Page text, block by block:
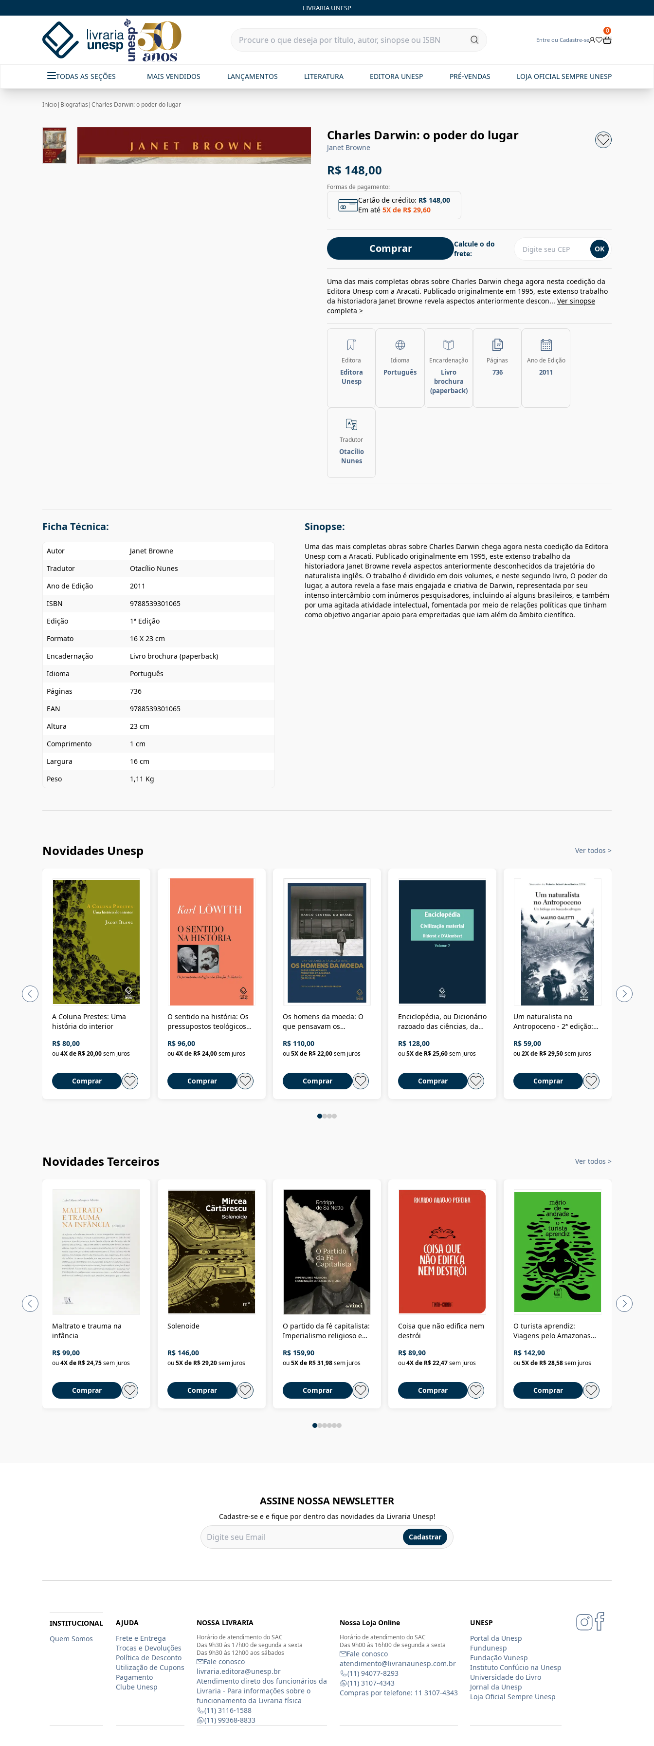
LIVRARIA UNESP
Entre ou Cadastre-se
0
TODAS AS SEÇÕES MAIS VENDIDOS LANÇAMENTOS LITERATURA EDITORA UNESP PRÉ-VENDAS LOJA OFICIAL SEMPRE UNESP
Início| Biografias |Charles Darwin: o poder do lugar
Charles Darwin: o poder do lugar
Janet Browne
R$ 148,00
Formas de pagamento:
Cartão de crédito: R$ 148,00
Em até 5X de R$ 29,60
Comprar
Calcule o do
frete:
OK
Uma das mais completas obras sobre Charles Darwin chega agora nesta coedição da
Editora Unesp com a Aracati. Publicado originalmente em 1995, este extenso trabalho
da historiadora Janet Browne revela aspectos anteriormente descon... Ver sinopse
completa >
Editora
Editora
Unesp
Idioma
Português
Encardenação
Livro
brochura
(paperback)
Páginas
736
Ano de Edição
2011
Tradutor
Otacílio
Nunes
Ficha Técnica:
Autor
Janet Browne
Tradutor
Otacílio Nunes
Ano de Edição
2011
ISBN
9788539301065
Edição
1ª Edição
Formato
16 X 23 cm
Encadernação
Livro brochura (paperback)
Idioma
Português
Páginas
736
EAN
9788539301065
Altura
23 cm
Comprimento
1 cm
Largura
16 cm
Peso
1,11 Kg
Sinopse:
Uma das mais completas obras sobre Charles Darwin chega agora nesta coedição da Editora
Unesp com a Aracati. Publicado originalmente em 1995, este extenso trabalho da
historiadora Janet Browne revela aspectos anteriormente desconhecidos da trajetória do
naturalista inglês. O trabalho é dividido em dois volumes, e neste segundo livro, O poder do
lugar, a autora revela a fase mais engajada e criativa de Darwin, representada por seu
intenso intercâmbio com inúmeros pesquisadores, incluindo aí alguns brasileiros, e também
por uma agitada atividade intelectual, fomentada por meio de relações políticas que tinham
como objetivo angariar apoio para empreitadas que iam além do âmbito científico.
Novidades Unesp Ver todos >
A Coluna Prestes: Uma
história do interior
R$ 80,00
ou4X de R$ 20,00sem juros
Comprar
O sentido na história: Os
pressupostos teológicos
R$ 96,00
ou4X de R$ 24,00sem juros
Comprar
Os homens da moeda: O
que pensavam os
Nova República (1985-
2018)
R$ 110,00
ou5X de R$ 22,00sem juros
Comprar
Enciclopédia, ou Dicionário
razoado das ciências, das
Civilização material
R$ 128,00
ou5X de R$ 25,60sem juros
Comprar
Um naturalista no
Antropoceno - 2ª edição:
selvagem
R$ 59,00
ou2X de R$ 29,50sem juros
Comprar
Novidades Terceiros Ver todos >
Maltrato e trauma na
infância
R$ 99,00
ou4X de R$ 24,75sem juros
Comprar
Solenoide
R$ 146,00
ou5X de R$ 29,20sem juros
Comprar
O partido da fé capitalista:
Imperialismo religioso e
Brasil
R$ 159,90
ou5X de R$ 31,98sem juros
Comprar
Coisa que não edifica nem
destrói
R$ 89,90
ou4X de R$ 22,47sem juros
Comprar
O turista aprendiz:
Viagens pelo Amazonas
até a Bolívia e por Marajó
até dizer chega
R$ 142,90
ou5X de R$ 28,58sem juros
Comprar
ASSINE NOSSA NEWSLETTER
Cadastre-se e e fique por dentro das novidades da Livraria Unesp!
Cadastrar
INSTITUCIONAL
Quem Somos
AJUDA
Frete e Entrega
Trocas e Devoluções
Política de Desconto
Utilização de Cupons
Pagamento
Clube Unesp
NOSSA LIVRARIA
Horário de atendimento do SAC
Das 9h30 às 17h00 de segunda a sexta
Das 9h30 às 12h00 aos sábados
Fale conosco
livraria.editora@unesp.br
Atendimento direto dos funcionários da
Livraria - Para informações sobre o
funcionamento da Livraria física
(11) 3116-1588
(11) 99368-8833
Nossa Loja Online
Horário de atendimento do SAC
Das 9h00 às 16h00 de segunda a sexta
Fale conosco
atendimento@livrariaunesp.com.br
(11) 94077-8293
(11) 3107-4343
Compras por telefone: 11 3107-4343
UNESP
Portal da Unesp
Fundunesp
Fundação Vunesp
Instituto Confúcio na Unesp
Universidade do Livro
Jornal da Unesp
Loja Oficial Sempre Unesp